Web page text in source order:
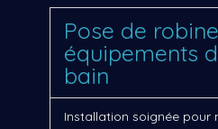
Pose de
équipements
bain
Installation soignée pour